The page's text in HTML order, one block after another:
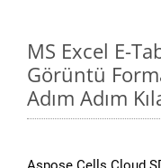
MS Excel E-
Görüntü
Adım Adım